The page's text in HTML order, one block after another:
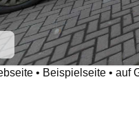
• Beispielseite • auf